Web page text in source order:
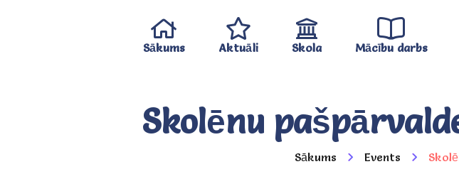
Sākums Aktuāli Skola Mācību darbs
Skolēnu
Sākums Events